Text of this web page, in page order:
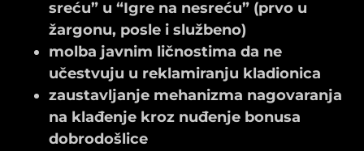
sreću” u “Igre na nesreću” (prvo u
žargonu, posle i službeno)
molba javnim ličnostima da ne
učestvuju u reklamiranju kladionica
zaustavljanje mehanizma nagovaranja
na klađenje kroz nuđenje bonusa
dobrodošlice